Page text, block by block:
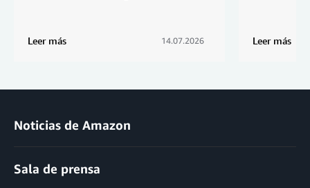
Leer más 14.07.2026 Leer más
Noticias de Amazon
Sala de prensa